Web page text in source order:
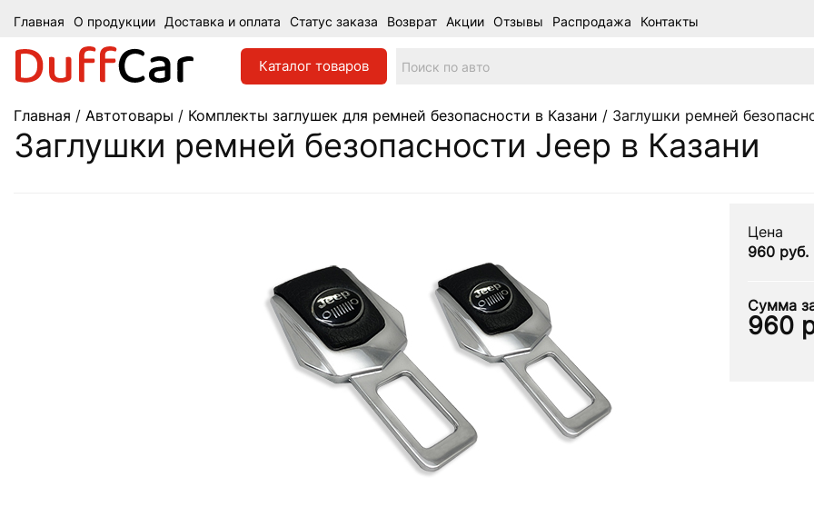
Главная О продукции Доставка и оплата Статус заказа Возврат Акции Отзывы Распродажа Контакты
Каталог товаров
Главная / Автотовары / Комплекты заглушек для ремней безопасности в Казани / Заглушки ремней
Заглушки ремней безопасности Jeep в Казани
Цена
960 руб.
Сумма
960